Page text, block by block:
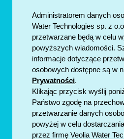
Administratorem danych
Water Technologies sp. z
przetwarzane będą w celu
powyższych wiadomości.
informacje dotyczące
osobowych dostępne są w
Prywatności.
Klikając przycisk wyślij
Państwo zgodę na
przetwarzanie danych
powyżej w celu
przez firmę Veolia Water